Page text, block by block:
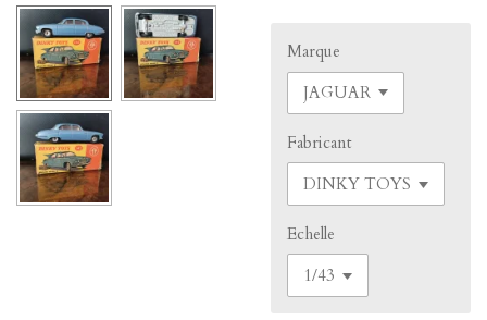
Marque
Fabricant
Echelle